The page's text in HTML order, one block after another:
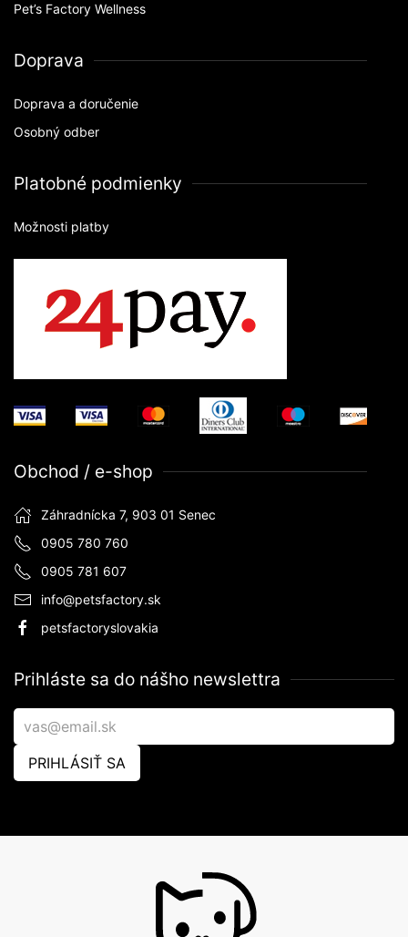
Pet’s Factory Wellness
Doprava
Doprava a doručenie
Osobný odber
Platobné podmienky
Možnosti platby
Obchod / e-shop
Záhradnícka 7, 903 01 Senec
0905 780 760
0905 781 607
info@petsfactory.sk
petsfactoryslovakia
Prihláste sa do nášho newslettra
PRIHLÁSIŤ SA